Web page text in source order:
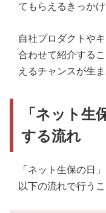
てもらえるきっかけ
自社プロダクトや
合わせて紹介する
えるチャンスが生
「ネット生
する流れ
「ネット生保の日
以下の流れで行う